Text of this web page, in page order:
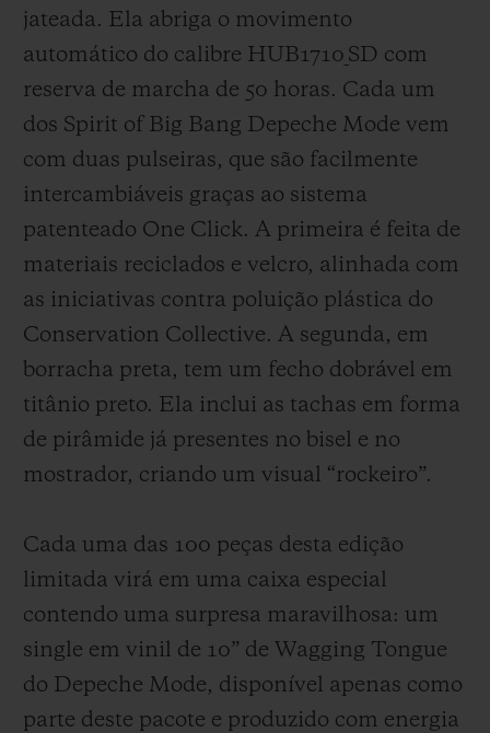
jateada. Ela abriga o movimento
automático do calibre HUB1710_SD com
reserva de marcha de 50 horas. Cada um
dos Spirit of Big Bang Depeche Mode vem
com duas pulseiras, que são facilmente
intercambiáveis graças ao sistema
patenteado One Click. A primeira é feita de
materiais reciclados e velcro, alinhada com
as iniciativas contra poluição plástica do
Conservation Collective. A segunda, em
borracha preta, tem um fecho dobrável em
titânio preto. Ela inclui as tachas em forma
de pirâmide já presentes no bisel e no
mostrador, criando um visual “rockeiro”.
Cada uma das 100 peças desta edição
limitada virá em uma caixa especial
contendo uma surpresa maravilhosa: um
single em vinil de 10” de Wagging Tongue
do Depeche Mode, disponível apenas como
parte deste pacote e produzido com energia